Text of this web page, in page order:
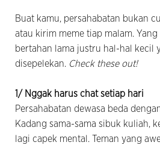
Buat kamu, persahabatan bukan
atau kirim meme tiap malam.
bertahan lama justru hal-hal kecil
disepelekan. Check these out!
1/ Nggak harus chat setiap hari
Persahabatan dewasa beda
Kadang sama-sama sibuk kuliah,
lagi capek mental. Teman yang